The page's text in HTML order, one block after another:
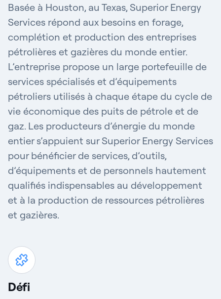
Basée à Houston, au Texas, Superior Energy
Services répond aux besoins en forage,
complétion et production des entreprises
pétrolières et gazières du monde entier.
L’entreprise propose un large portefeuille de
services spécialisés et d’équipements
pétroliers utilisés à chaque étape du cycle de
vie économique des puits de pétrole et de
gaz. Les producteurs d’énergie du monde
entier s’appuient sur Superior Energy Services
pour bénéficier de services, d’outils,
d’équipements et de personnels hautement
qualifiés indispensables au développement
et à la production de ressources pétrolières
et gazières.
Défi